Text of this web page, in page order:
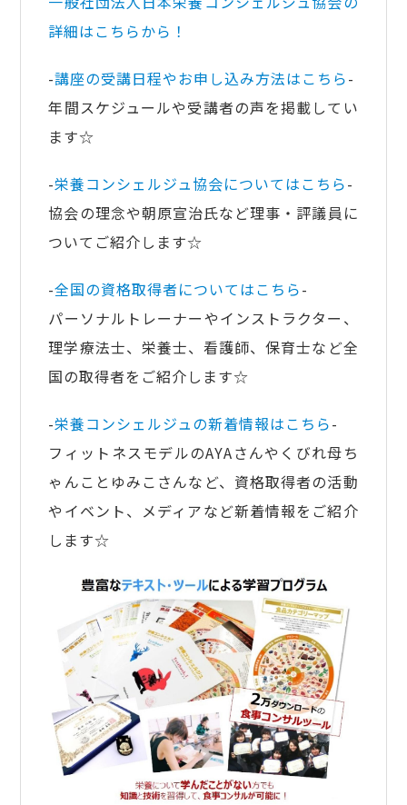
詳細はこちらから！
-講座の受講日程やお申し込み方法はこちら-
年間スケジュールや受講者の声を掲載してい
ます☆
-栄養コンシェルジュ協会についてはこちら-
協会の理念や朝原宣治氏など理事・評議員に
ついてご紹介します☆
-全国の資格取得者についてはこちら-
パーソナルトレーナーやインストラクター、
理学療法士、栄養士、看護師、保育士など全
国の取得者をご紹介します☆
-栄養コンシェルジュの新着情報はこちら-
フィットネスモデルのAYAさんやくびれ母ち
ゃんことゆみこさんなど、資格取得者の活動
やイベント、メディアなど新着情報をご紹介
します☆